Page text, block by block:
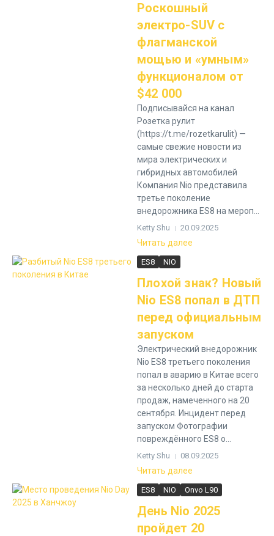
Роскошный
электро-SUV с
флагманской
мощью и «умным»
функционалом от
$42 000
Подписывайся на канал
Розетка рулит
(https://t.me/rozetkarulit) —
самые свежие новости из
мира электрических и
гибридных автомобилей
Компания Nio представила
третье поколение
внедорожника ES8 на мероп...
Ketty Shu 20.09.2025
Читать далее
ES8 NIO
Плохой знак? Новый
Nio ES8 попал в ДТП
перед официальным
запуском
Электрический внедорожник
Nio ES8 третьего поколения
попал в аварию в Китае всего
за несколько дней до старта
продаж, намеченного на 20
сентября. Инцидент перед
запуском Фотографии
повреждённого ES8 о...
Ketty Shu 08.09.2025
Читать далее
ES8 NIO Onvo L90
День Nio 2025
пройдет 20